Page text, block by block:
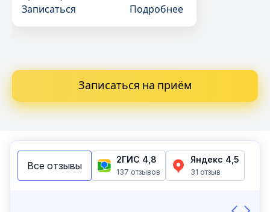
Записаться
Подробнее
Записаться на приём